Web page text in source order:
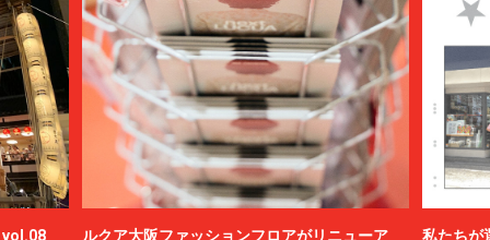
vol.08 ルクア大阪ファッションフロアがリニューア 私たちが